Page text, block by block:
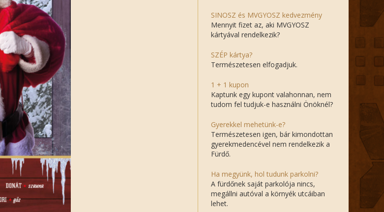
SINOSZ és MVGYOSZ kedvezmény
Mennyit fizet az, aki MVGYOSZ
kártyával rendelkezik?
SZÉP kártya?
Természetesen elfogadjuk.
1 + 1 kupon
Kaptunk egy kupont valahonnan, nem
tudom fel tudjuk-e használni Önöknél?
Gyerekkel mehetünk-e?
Természetesen igen, bár kimondottan
gyerekmedencével nem rendelkezik a
Fürdő.
Ha megyünk, hol tudunk parkolni?
A fürdőnek saját parkolója nincs,
megállni autóval a környék utcáiban
lehet.